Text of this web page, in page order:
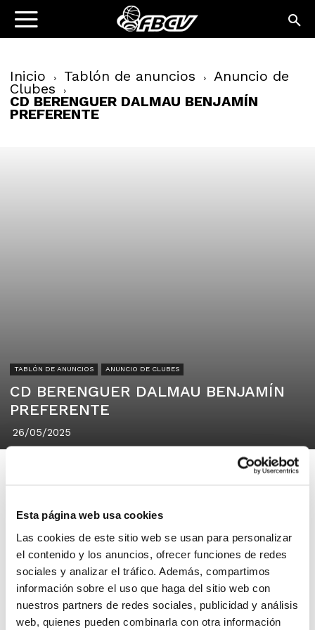
Esta página web usa cookies
Las cookies de este sitio web se usan para personalizar
el contenido y los anuncios, ofrecer funciones de redes
sociales y analizar el tráfico. Además, compartimos
información sobre el uso que haga del sitio web con
nuestros partners de redes sociales, publicidad y análisis
web, quienes pueden combinarla con otra información
Inicio Tablón de anuncios Anuncio de
Clubes
CD BERENGUER DALMAU BENJAMÍN
PREFERENTE
TABLÓN DE ANUNCIOS ANUNCIO DE CLUBES
CD BERENGUER DALMAU BENJAMÍN
PREFERENTE
26/05/2025
CLUB DEPORTIVO BERENGUER
DALMAU
46470 CATARROJA
En el CD Berenguer Dalmau estamos